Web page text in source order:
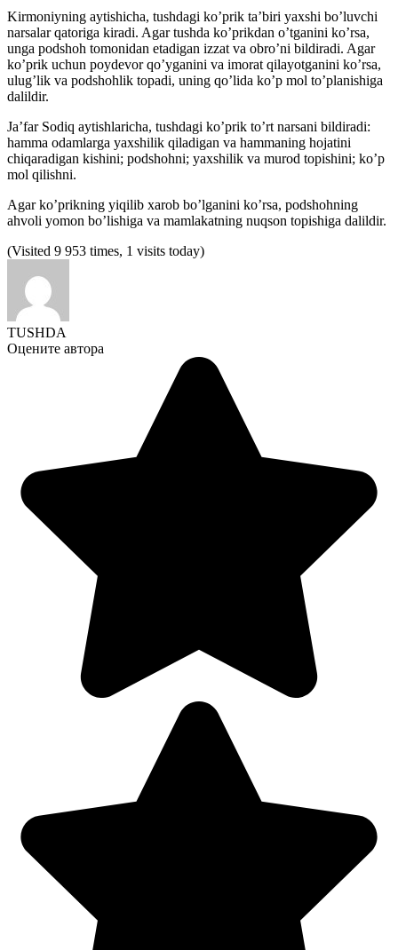
Kirmoniyning aytishicha, tushdagi ko’prik ta’biri yaxshi bo’luvchi
narsalar qatoriga kiradi. Agar tushda ko’prikdan o’tganini ko’rsa,
unga podshoh tomonidan etadigan izzat va obro’ni bildiradi. Agar
ko’prik uchun poydevor qo’yganini va imorat qilayotganini ko’rsa,
ulug’lik va podshohlik topadi, uning qo’lida ko’p mol to’planishiga
dalildir.
Ja’far Sodiq aytishlaricha, tushdagi ko’prik to’rt narsani bildiradi:
hamma odamlarga yaxshilik qiladigan va hammaning hojatini
chiqaradigan kishini; podshohni; yaxshilik va murod topishini; ko’p
mol qilishni.
Agar ko’prikning yiqilib xarob bo’lganini ko’rsa, podshohning
ahvoli yomon bo’lishiga va mamlakatning nuqson topishiga dalildir.
(Visited 9 953 times, 1 visits today)
TUSHDA
Оцените автора